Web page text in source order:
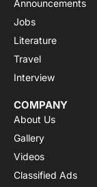
Announcements
Jobs
Literature
Travel
Interview
COMPANY
About Us
Gallery
Videos
Classified Ads